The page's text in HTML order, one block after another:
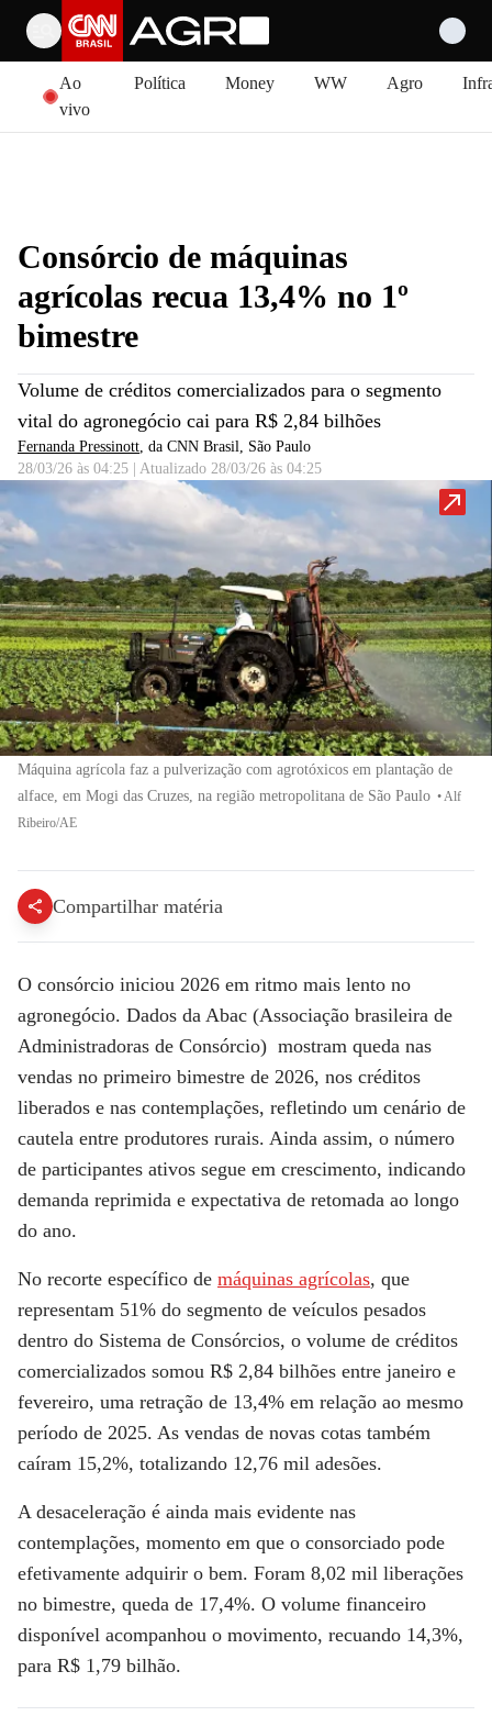
Ao
vivo
Política Money WW Agro
Consórcio de máquinas
agrícolas recua 13,4% no 1º
bimestre
Volume de créditos comercializados para o segmento
vital do agronegócio cai para R$ 2,84 bilhões
Fernanda Pressinott, da CNN Brasil, São Paulo
28/03/26 às 04:25
Atualizado 28/03/26 às 04:25
Máquina agrícola faz a pulverização com agrotóxicos em plantação de
alface, em Mogi das Cruzes, na região metropolitana de São Paulo •Alf
Ribeiro/AE
Compartilhar matéria
O consórcio iniciou 2026 em ritmo mais lento no
agronegócio. Dados da Abac (Associação brasileira de
Administradoras de Consórcio) mostram queda nas
vendas no primeiro bimestre de 2026, nos créditos
liberados e nas contemplações, refletindo um cenário de
cautela entre produtores rurais. Ainda assim, o número
de participantes ativos segue em crescimento, indicando
demanda reprimida e expectativa de retomada ao longo
do ano.
No recorte específico de máquinas agrícolas, que
representam 51% do segmento de veículos pesados
dentro do Sistema de Consórcios, o volume de créditos
comercializados somou R$ 2,84 bilhões entre janeiro e
fevereiro, uma retração de 13,4% em relação ao mesmo
período de 2025. As vendas de novas cotas também
caíram 15,2%, totalizando 12,76 mil adesões.
A desaceleração é ainda mais evidente nas
contemplações, momento em que o consorciado pode
efetivamente adquirir o bem. Foram 8,02 mil liberações
no bimestre, queda de 17,4%. O volume financeiro
disponível acompanhou o movimento, recuando 14,3%,
para R$ 1,79 bilhão.